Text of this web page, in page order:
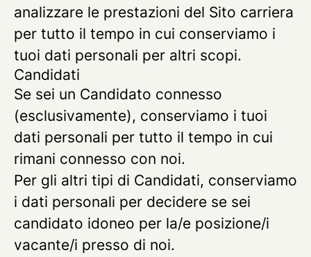
analizzare le prestazioni del Sito carriera
per tutto il tempo in cui conserviamo i
tuoi dati personali per altri scopi.
Candidati
Se sei un Candidato connesso
(esclusivamente), conserviamo i tuoi
dati personali per tutto il tempo in cui
rimani connesso con noi.
Per gli altri tipi di Candidati, conserviamo
i dati personali per decidere se sei
candidato idoneo per la/e posizione/i
vacante/i presso di noi.